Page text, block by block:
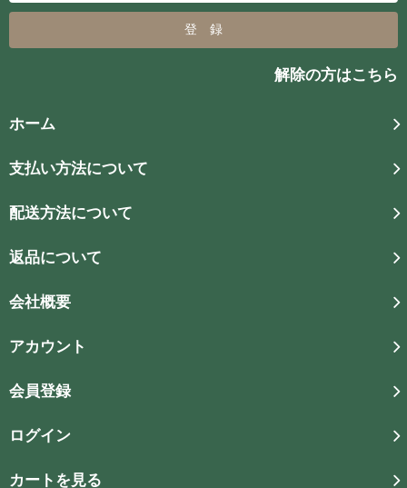
解除の方はこちら
ホーム
支払い方法について
配送方法について
返品について
会社概要
アカウント
会員登録
ログイン
カートを見る